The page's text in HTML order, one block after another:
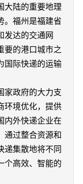
大陆的重要地理
。福州是福建省
发达的交通网
要的港口城市之
国际快递的运输
家政府的大力支
环境优化，提供
内外快递企业在
通过整合资源和
递集散地将不同
个高效、智能的